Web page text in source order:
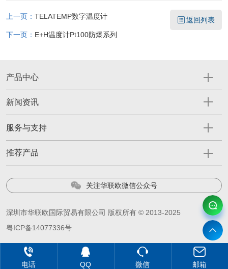
上一页： TELATEMP数字温度计
下一页： E+H温度计Pt100防爆系列
返回列表
产品中心
新闻资讯
服务与支持
推荐产品
关注华联欧微信公众号
深圳市华联欧国际贸易有限公司 版权所有 © 2013-2025
粤ICP备14077336号
电话 QQ 微信 邮箱